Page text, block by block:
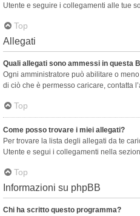
Utente e seguire i collegamenti alle tue
Top
Allegati
Quali allegati sono ammessi in questa
Ogni amministratore può abilitare o
di ciò che è permesso caricare, contatta
Top
Come posso trovare i miei allegati?
Per trovare la lista degli allegati da te
Utente e segui i collegamenti nella
Top
Informazioni su phpBB
Chi ha scritto questo programma?